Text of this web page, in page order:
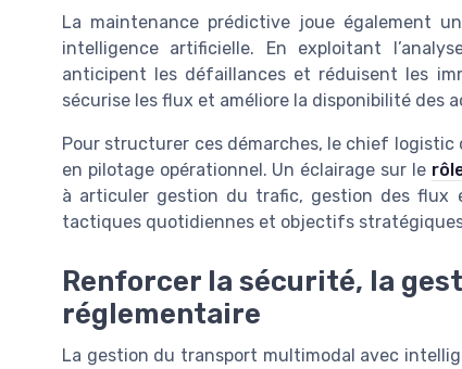
La maintenance prédictive joue également
intelligence artificielle. En exploitant
anticipent les défaillances et réduisent les
sécurise les flux et améliore la disponibilité des
Pour structurer ces démarches, le chief logistic
en pilotage opérationnel. Un éclairage sur le
à articuler gestion du trafic, gestion des flux
tactiques quotidiennes et objectifs stratégiques
Renforcer la sécurité, la
réglementaire
La gestion du transport multimodal avec